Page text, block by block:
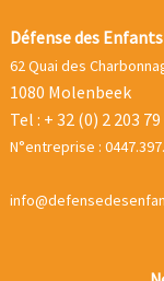
Défense des
62 Quai des
1080 Molenbeek
Tel : + 32 (0) 2 203 79
N°entreprise :